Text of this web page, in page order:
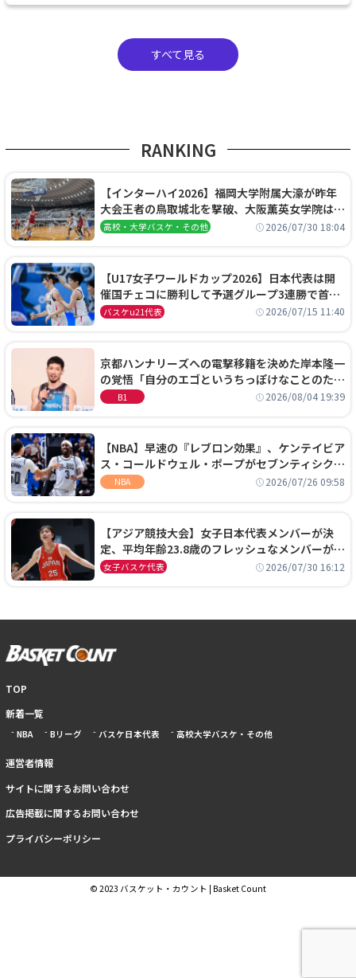
すべて見る
RANKING
【インターハイ2026】福岡大学附属大濠が昨年
大会王者の鳥取城北を撃破、大阪薫英女学院は岐
阜女子に完勝、大会3日目試合結果
高校・大学バスケ・その他 2026/07/30 18:04
【U17女子ワールドカップ2026】日本代表は開
催国チェコに勝利して予選グループ3連勝で首位
通過！準々決勝の相手はエジプトに決定
バスケu21代表 2026/07/15 11:40
京都ハンナリーズへの電撃移籍を決めた岸本隆一
の覚悟「自分のエゴというちっぽけなことのため
に、京都に来たわけではない」
B1 2026/08/04 19:39
【NBA】早速の『レブロン効果』、ケンテイビア
ス・コールドウェル・ポープがセブンティシクサ
ーズに1年契約で加入
NBA 2026/07/26 09:58
【アジア競技大会】女子日本代表メンバーが決
定、平均年齢23.8歳のフレッシュなメンバーが日
本開催の大舞台で頂点を狙う
女子バスケ代表 2026/07/30 16:12
TOP
新着一覧
NBA Bリーグ バスケ日本代表 高校大学バスケ・その他
運営者情報
サイトに関するお問い合わせ
広告掲載に関するお問い合わせ
プライバシーポリシー
© 2023 バスケット・カウント | Basket Count